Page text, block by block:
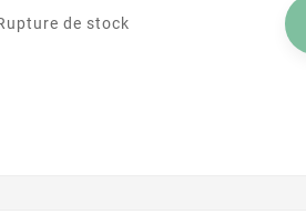
les photos et les
des nuances compte.
avec les imprimantes
de stock